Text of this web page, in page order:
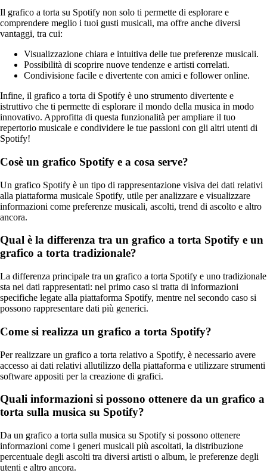
Il grafico a torta su Spotify non solo ti permette di esplorare e
comprendere meglio i tuoi gusti musicali, ma offre anche diversi
vantaggi, tra cui:
Visualizzazione chiara e intuitiva delle tue preferenze musicali.
Possibilità di scoprire nuove tendenze e artisti correlati.
Condivisione facile e divertente con amici e follower online.
Infine, il grafico a torta di Spotify è uno strumento divertente e
istruttivo che ti permette di esplorare il mondo della musica in modo
innovativo. Approfitta di questa funzionalità per ampliare il tuo
repertorio musicale e condividere le tue passioni con gli altri utenti di
Spotify!
Cosè un grafico Spotify e a cosa serve?
Un grafico Spotify è un tipo di rappresentazione visiva dei dati relativi
alla piattaforma musicale Spotify, utile per analizzare e visualizzare
informazioni come preferenze musicali, ascolti, trend di ascolto e altro
ancora.
Qual è la differenza tra un grafico a torta Spotify e un
grafico a torta tradizionale?
La differenza principale tra un grafico a torta Spotify e uno tradizionale
sta nei dati rappresentati: nel primo caso si tratta di informazioni
specifiche legate alla piattaforma Spotify, mentre nel secondo caso si
possono rappresentare dati più generici.
Come si realizza un grafico a torta Spotify?
Per realizzare un grafico a torta relativo a Spotify, è necessario avere
accesso ai dati relativi allutilizzo della piattaforma e utilizzare strumenti
software appositi per la creazione di grafici.
Quali informazioni si possono ottenere da un grafico a
torta sulla musica su Spotify?
Da un grafico a torta sulla musica su Spotify si possono ottenere
informazioni come i generi musicali più ascoltati, la distribuzione
percentuale degli ascolti tra diversi artisti o album, le preferenze degli
utenti e altro ancora.